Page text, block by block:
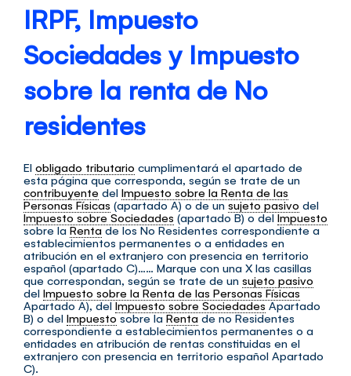
IRPF, Impuesto
Sociedades y Impuesto
sobre la renta de No
residentes
El obligado tributario cumplimentará el apartado de
esta página que corresponda, según se trate de un
contribuyente del Impuesto sobre la Renta de las
Personas Físicas (apartado A) o de unsujeto pasivo del
Impuesto sobre Sociedades (apartado B) o delImpuesto
sobre laRentade los No Residentes correspondiente a
establecimientos permanentes o a entidades en
atribución en el extranjero con presencia en territorio
español (apartado C)…… Marque con una X las casillas
que correspondan, según se trate de un sujeto pasivo
del Impuesto sobre la Renta de las Personas Físicas
Apartado A), delImpuesto sobre SociedadesApartado
B) o del Impuestosobre laRentade no Residentes
correspondiente a establecimientos permanentes o a
entidades en atribución de rentas constituidas en el
extranjero con presencia en territorio español Apartado
C).